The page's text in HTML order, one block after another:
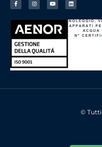
© Tutti